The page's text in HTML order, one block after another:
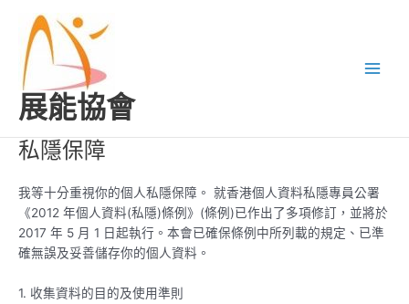
展能協會
私隱保障
我等十分重視你的個人私隱保障。 就香港個人資料私隱專員公署
《2012 年個人資料(私隱)條例》(條例)已作出了多項修訂，並將於
2017 年 5 月 1 日起執行。本會已確保條例中所列載的規定、已準
確無誤及妥善儲存你的個人資料。
1. 收集資料的目的及使用準則